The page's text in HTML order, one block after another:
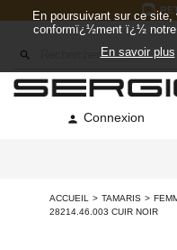

 Connexion
ACCUEIL TAMARIS
28214.46.003 CUIR NOIR
En poursuivant sur ce
conformï¿½ment ï¿½ notre
En savoir plus